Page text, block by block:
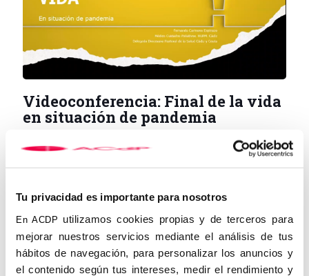
Tu privacidad es importante para nosotros
En ACDP utilizamos cookies propias y de terceros para
mejorar nuestros servicios mediante el análisis de tus
hábitos de navegación, para personalizar los anuncios y
el contenido según tus intereses, medir el rendimiento y
Videoconferencia: Final de la vida
en situación de pandemia